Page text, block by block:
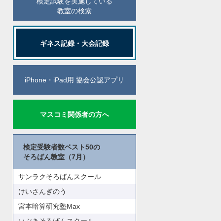
教室の検索
ギネス記録・大会記録
iPhone・iPad用 協会公認アプリ
マスコミ関係者の方へ
検定受験者数ベスト50の
そろばん教室（7月）
サンラクそろばんスクール
けいさんぎのう
宮本暗算研究塾Max